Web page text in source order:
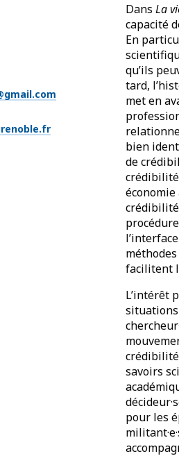
Dans La
capacité
En
qu’ils
tard,
met en
bien
de
crédibilité
économie
facilitent
L’intérêt
situations
savoirs
pour les